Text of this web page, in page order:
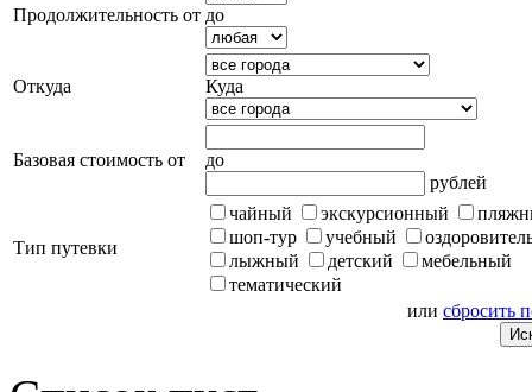
Продолжительность от до
Откуда Куда
Базовая стоимость от
до
рублей
Тип путевки
чайный экскурсионный
шоп-тур
учебный
лыжный
детский
мебельный
тематический
или сбросить